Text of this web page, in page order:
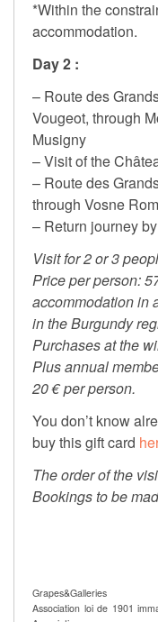
*Within the
accommodation.
Day 2 :
– Route des
Vougeot, through
Musigny
– Visit of the
– Route des
through Vosne
– Return journey
Visit for 2 or 3
Price per person:
accommodation in
in the Burgundy
Purchases at the
Plus annual
20 € per person.
You don’t know
buy this gift card
The order of the
Bookings to be
Grapes&Galleries
Association loi de 1901